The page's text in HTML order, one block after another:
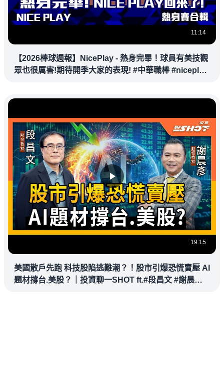
11:14
【2026棒球週報】NicePlay - 熱身完畢！球員有美技觀
眾也很厲害!期待開季大家的表現! #中華職棒 #niceplay
19:15
美國散戶先跑 科技股陷逃難潮？！股市引爆恐慌賣壓 AI
題材撐台.美股？｜投資聊一SHOT ft.#段昌文 #謝晨彥